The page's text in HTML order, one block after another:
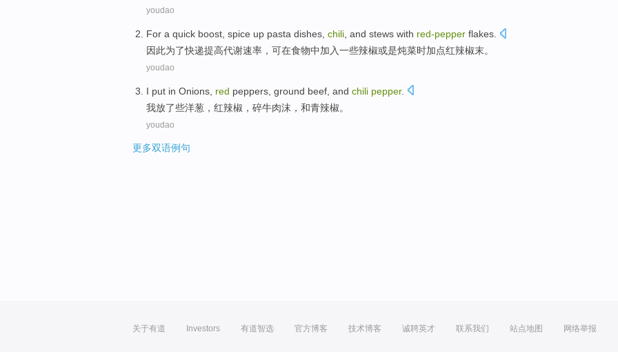
youdao
For a quick boost , spice up pasta dishes chili , and stews with red-pepper flakes.
因此为了快递提高代谢速率，可在食物中加入一些辣椒或是炖菜时加点红辣椒末。
youdao
I put in Onions red peppers ground beef and chili pepper.
我放了些洋葱 ， 红辣椒 ， 碎牛肉沫， 和青辣椒。
youdao
更多双语例句
关于有道 Investors 有道智选 官方博客 技术博客 诚聘英才 联系我们 站点地图 网络举报